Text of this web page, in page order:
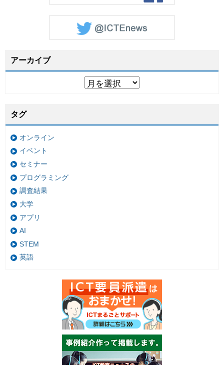
アーカイブ
タグ
オンライン
イベント
セミナー
プログラミング
調査結果
大学
アプリ
AI
STEM
英語